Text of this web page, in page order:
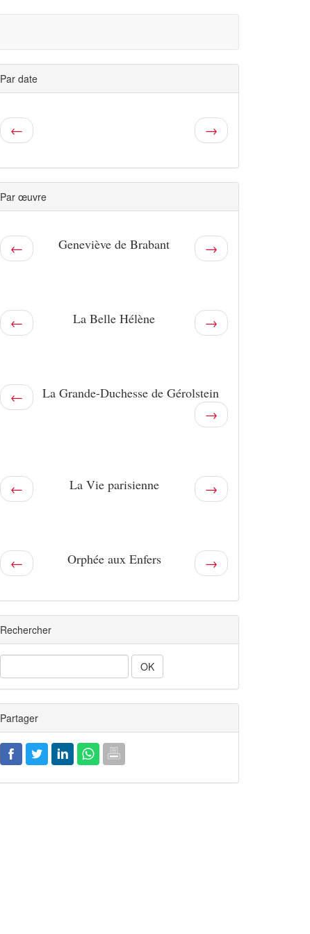
Par date
← →
Par œuvre
← Geneviève de Brabant →
← La Belle Hélène →
←
La Grande-Duchesse de Gérolstein
→
← La Vie parisienne →
← Orphée aux Enfers →
Rechercher
Partager